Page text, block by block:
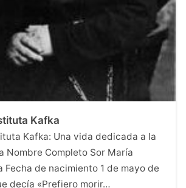
Kafka
Kafka: Una vida dedicada a la
Nombre Completo Sor María
Fecha de nacimiento 1 de mayo de
decía «Prefiero morir…